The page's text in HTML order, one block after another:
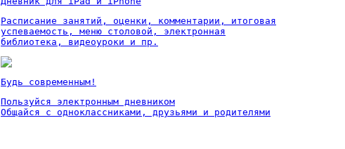
Расписание занятий, оценки, комментарии, итоговая
успеваемость, меню столовой, электронная
библиотека, видеоуроки и пр.
Будь современным!
Пользуйся электронным дневником
Общайся с одноклассниками, друзьями и родителями